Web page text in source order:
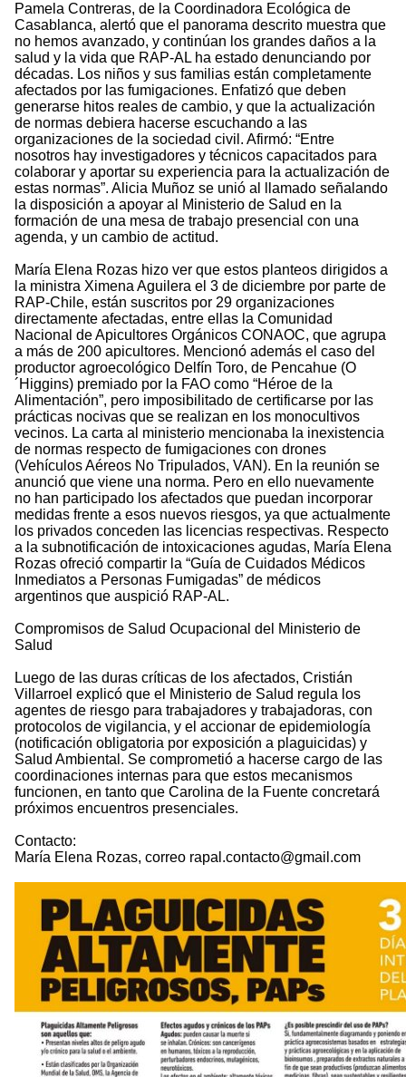
Pamela Contreras, de la Coordinadora Ecológica de
Casablanca, alertó que el panorama descrito muestra que
no hemos avanzado, y continúan los grandes daños a la
salud y la vida que RAP-AL ha estado denunciando por
décadas. Los niños y sus familias están completamente
afectados por las fumigaciones. Enfatizó que deben
generarse hitos reales de cambio, y que la actualización
de normas debiera hacerse escuchando a las
organizaciones de la sociedad civil. Afirmó: “Entre
nosotros hay investigadores y técnicos capacitados para
colaborar y aportar su experiencia para la actualización de
estas normas”. Alicia Muñoz se unió al llamado señalando
la disposición a apoyar al Ministerio de Salud en la
formación de una mesa de trabajo presencial con una
agenda, y un cambio de actitud.
María Elena Rozas hizo ver que estos planteos dirigidos a
la ministra Ximena Aguilera el 3 de diciembre por parte de
RAP-Chile, están suscritos por 29 organizaciones
directamente afectadas, entre ellas la Comunidad
Nacional de Apicultores Orgánicos CONAOC, que agrupa
a más de 200 apicultores. Mencionó además el caso del
productor agroecológico Delfín Toro, de Pencahue (O
´Higgins) premiado por la FAO como “Héroe de la
Alimentación”, pero imposibilitado de certificarse por las
prácticas nocivas que se realizan en los monocultivos
vecinos. La carta al ministerio mencionaba la inexistencia
de normas respecto de fumigaciones con drones
(Vehículos Aéreos No Tripulados, VAN). En la reunión se
anunció que viene una norma. Pero en ello nuevamente
no han participado los afectados que puedan incorporar
medidas frente a esos nuevos riesgos, ya que actualmente
los privados conceden las licencias respectivas. Respecto
a la subnotificación de intoxicaciones agudas, María Elena
Rozas ofreció compartir la “Guía de Cuidados Médicos
Inmediatos a Personas Fumigadas” de médicos
argentinos que auspició RAP-AL.
Compromisos de Salud Ocupacional del Ministerio de
Salud
Luego de las duras críticas de los afectados, Cristián
Villarroel explicó que el Ministerio de Salud regula los
agentes de riesgo para trabajadores y trabajadoras, con
protocolos de vigilancia, y el accionar de epidemiología
(notificación obligatoria por exposición a plaguicidas) y
Salud Ambiental. Se comprometió a hacerse cargo de las
coordinaciones internas para que estos mecanismos
funcionen, en tanto que Carolina de la Fuente concretará
próximos encuentros presenciales.
Contacto:
María Elena Rozas, correo rapal.contacto@gmail.com